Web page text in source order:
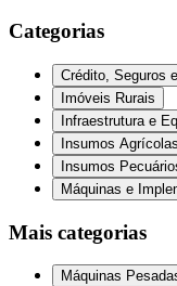
Categorias
Crédito, Seguros
Imóveis Rurais
Infraestrutura e
Insumos Agrícolas
Insumos
Máquinas e
Mais categorias
Máquinas